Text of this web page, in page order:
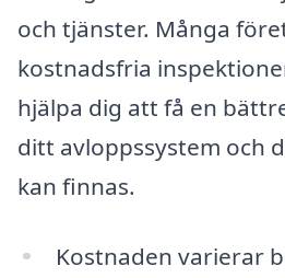
och tjänster. Många
kostnadsfria
hjälpa dig att få en
ditt avloppssystem och
kan finnas.
Kostnaden varierar